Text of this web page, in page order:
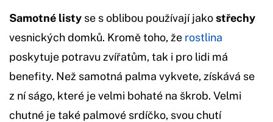
Samotné listy se s oblibou používají jakostřechy
vesnických domků. Kromě toho, že rostlina
poskytuje potravu zvířatům, tak i pro lidi má
benefity. Než samotná palma vykvete, získává se
z ní ságo, které je velmi bohaté na škrob. Velmi
chutné je také palmové srdíčko, svou chutí